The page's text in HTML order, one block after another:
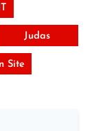
Judas
Site